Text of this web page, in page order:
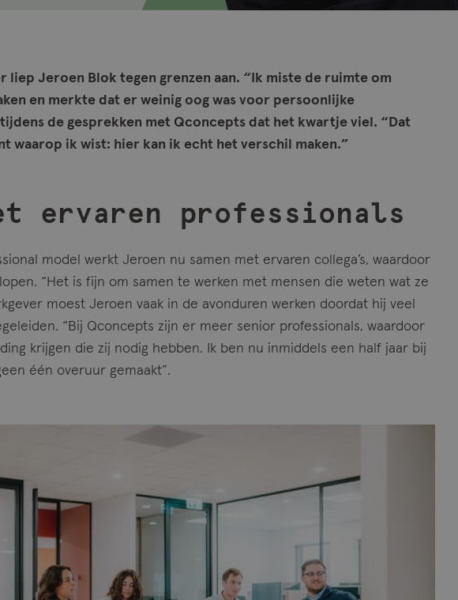
liep Jeroen Blok tegen grenzen aan. “Ik miste de ruimte om
en merkte dat er weinig oog was voor persoonlijke
de gesprekken met Qconcepts dat het kwartje viel. “Dat
waarop ik wist: hier kan ik echt het verschil maken.”
ervaren professionals
model werkt Jeroen nu samen met ervaren collega’s, waardoor
“Het is fijn om samen te werken met mensen die weten wat ze
moest Jeroen vaak in de avonduren werken doordat hij veel
“Bij Qconcepts zijn er meer senior professionals, waardoor
krijgen die zij nodig hebben. Ik ben nu inmiddels een half jaar bij
één overuur gemaakt”.